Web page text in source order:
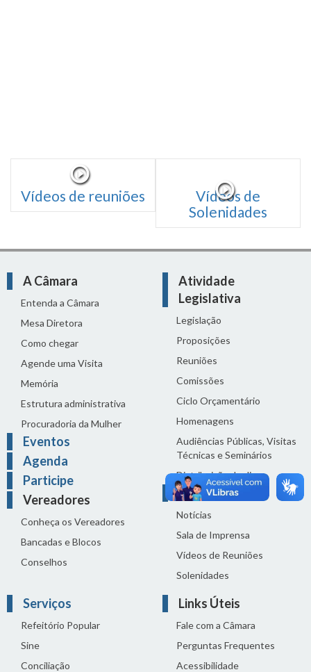
Vídeos de reuniões
Vídeos de
Solenidades
A Câmara
Entenda a Câmara
Mesa Diretora
Como chegar
Agende uma Visita
Memória
Estrutura administrativa
Procuradoria da Mulher
Eventos
Agenda
Participe
Vereadores
Conheça os Vereadores
Bancadas e Blocos
Conselhos
Atividade
Legislativa
Legislação
Proposições
Reuniões
Comissões
Ciclo Orçamentário
Homenagens
Audiências Públicas, Visitas
Técnicas e Seminários
Distribuição do dia
Comunicação
Notícias
Sala de Imprensa
Vídeos de Reuniões
Solenidades
Serviços
Refeitório Popular
Sine
Conciliação
Links Úteis
Fale com a Câmara
Perguntas Frequentes
Acessibilidade